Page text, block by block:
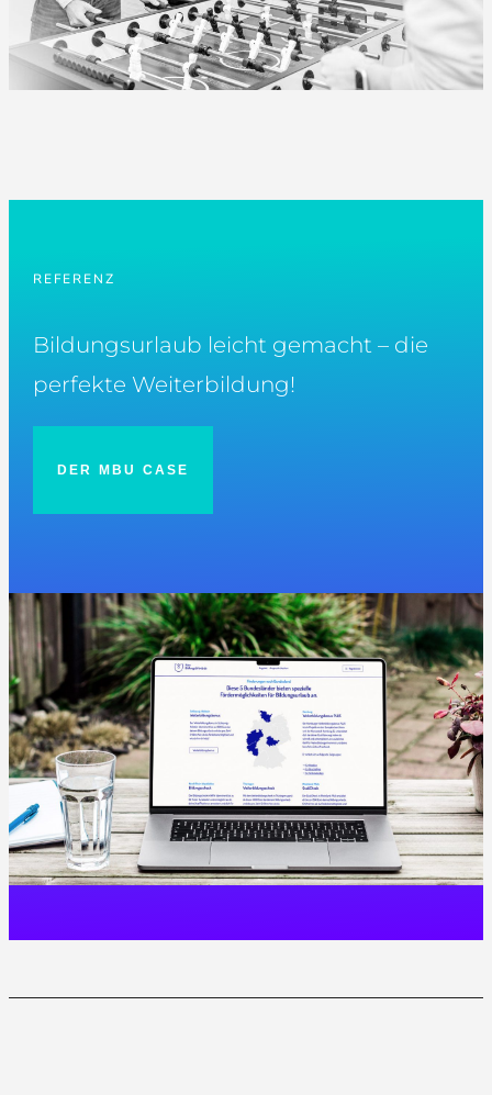
REFERENZ
Bildungsurlaub leicht gemacht – die
perfekte Weiterbildung!
DER MBU CASE